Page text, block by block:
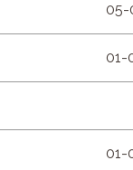
05-
01-
01-